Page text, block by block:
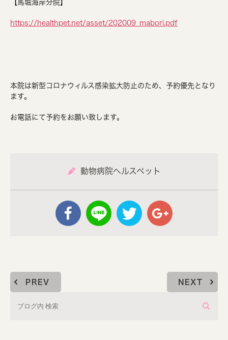
【馬堀海岸分院】
https://healthpet.net/asset/202009_mabori.pdf
本院は新型コロナウィルス感染拡大防止のため、予約優先となり
ます。
お電話にて予約をお願い致します。
動物病院ヘルスペット
PREV NEXT